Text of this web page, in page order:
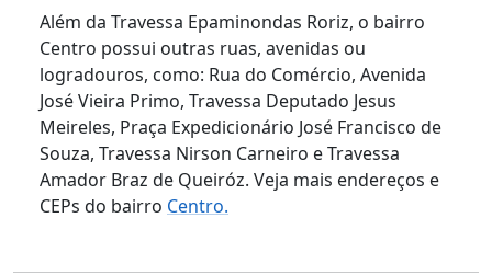
Além da Travessa Epaminondas Roriz, o bairro
Centro possui outras ruas, avenidas ou
logradouros, como: Rua do Comércio, Avenida
José Vieira Primo, Travessa Deputado Jesus
Meireles, Praça Expedicionário José Francisco de
Souza, Travessa Nirson Carneiro e Travessa
Amador Braz de Queiróz. Veja mais endereços e
CEPs do bairro Centro.